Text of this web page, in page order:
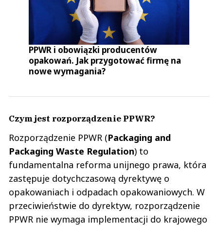
PPWR i obowiązki producentów
opakowań. Jak przygotować firmę na
nowe wymagania?
Czym jest rozporządzenie PPWR?
Rozporządzenie PPWR (Packaging and
Packaging Waste Regulation) to
fundamentalna reforma unijnego prawa, która
zastępuje dotychczasową dyrektywę o
opakowaniach i odpadach opakowaniowych. W
przeciwieństwie do dyrektyw, rozporządzenie
PPWR nie wymaga implementacji do krajowego